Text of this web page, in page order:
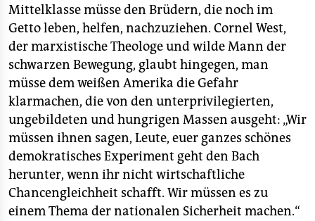
Mittelklasse müsse den Brüdern, die noch im
Getto leben, helfen, nachzuziehen. Cornel West,
der marxistische Theologe und wilde Mann der
schwarzen Bewegung, glaubt hingegen, man
müsse dem weißen Amerika die Gefahr
klarmachen, die von den unterprivilegierten,
ungebildeten und hungrigen Massen ausgeht: „Wir
müssen ihnen sagen, Leute, euer ganzes schönes
demokratisches Experiment geht den Bach
herunter, wenn ihr nicht wirtschaftliche
Chancengleichheit schafft. Wir müssen es zu
einem Thema der nationalen Sicherheit machen.“